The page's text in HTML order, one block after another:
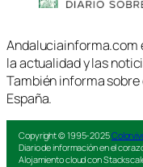
Andaluciainforma.com
la actualidad y las
También informa
España.
Copyright © 1995-2025
Diario de información en el
Alojamiento cloud con